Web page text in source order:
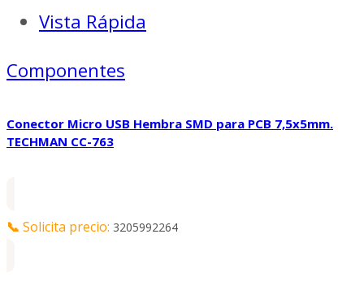
Vista Rápida
Componentes
Conector Micro USB Hembra SMD para PCB 7,5x5mm.
TECHMAN CC-763
📞 Solicita precio: 3205992264